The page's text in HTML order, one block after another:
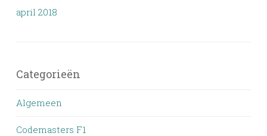
april 2018
Categorieën
Algemeen
Codemasters F1